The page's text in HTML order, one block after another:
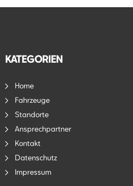
KATEGORIEN
Home
Fahrzeuge
Standorte
Ansprechpartner
Kontakt
Datenschutz
Impressum